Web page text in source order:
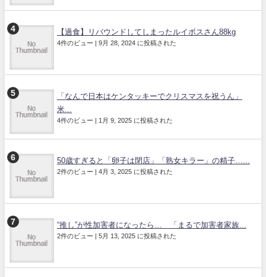
【過食】リバウンドしてしまったルイボスさん88kg
4件のビュー 9月 28, 2024 に投稿された
「なんで日本はケンタッキーでクリスマスを祝うん」
米...
4件のビュー 1月 9, 2025 に投稿された
50歳すぎると「卵子は閉店」「熟女キラー」の精子…...
2件のビュー 4月 3, 2025 に投稿された
“推し”が性加害者になったら… 「まるで加害者家族...
2件のビュー 5月 13, 2025 に投稿された